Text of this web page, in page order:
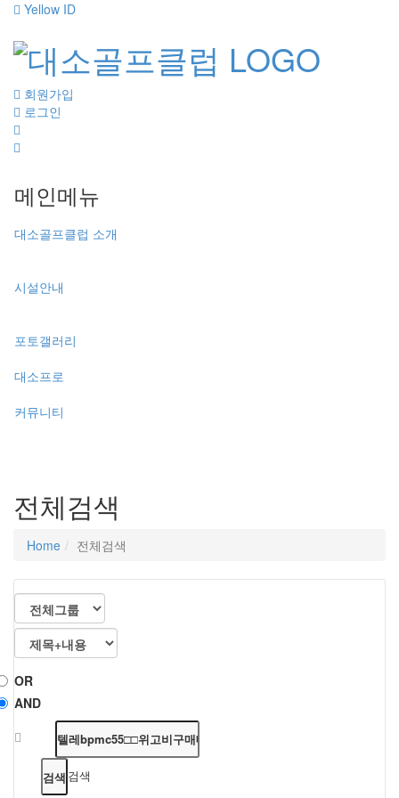
Yellow ID
회원가입
로그인
메인메뉴
대소골프클럽 소개
시설안내
포토갤러리
대소프로
커뮤니티
전체검색
Home 전체검색
OR
AND
검색